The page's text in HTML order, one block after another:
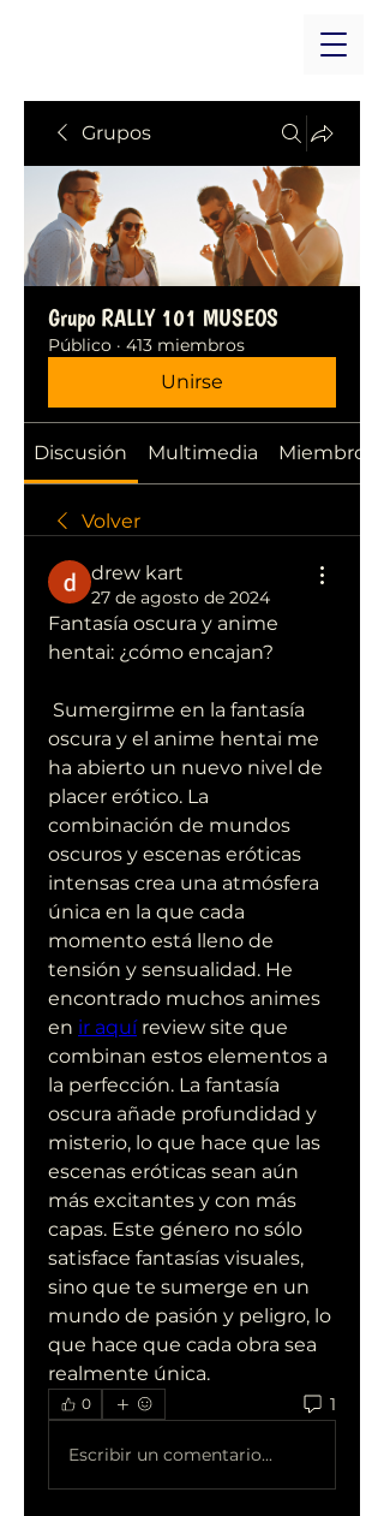
Grupos
Grupo RALLY 101 MUSEOS
Público · 413 miembros
Unirse
Discusión Multimedia Miembros
Volver
drew kart
27 de agosto de 2024
Fantasía oscura y anime
hentai: ¿cómo encajan?
oscura y el anime hentai me
ha abierto un nuevo nivel de
placer erótico. La
combinación de mundos
oscuros y escenas eróticas
intensas crea una atmósfera
única en la que cada
momento está lleno de
tensión y sensualidad. He
encontrado muchos animes
en ir aquí review site que
combinan estos elementos a
la perfección. La fantasía
oscura añade profundidad y
misterio, lo que hace que las
escenas eróticas sean aún
más excitantes y con más
capas. Este género no sólo
satisface fantasías visuales,
sino que te sumerge en un
mundo de pasión y peligro, lo
que hace que cada obra sea
realmente única.
0 1
Escribir un comentario...